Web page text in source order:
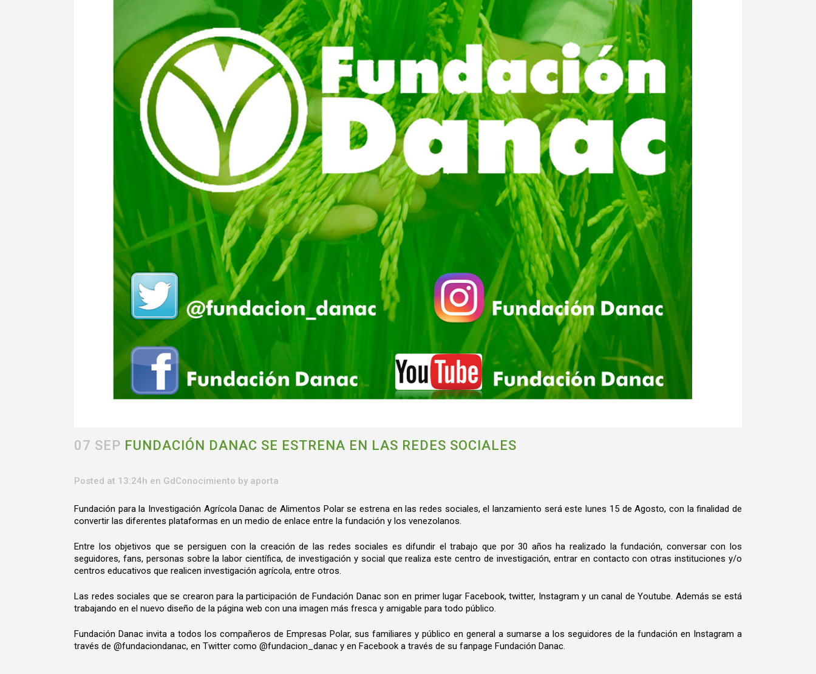
07 SEP FUNDACIÓN DANAC SE ESTRENA EN LAS REDES SOCIALES
Posted at 13:24h en GdConocimiento by aporta
Fundación para la Investigación Agrícola Danac de Alimentos Polar se estrena en las redes sociales, el lanzamiento será este lunes 15 de Agosto, con la finalidad de
convertir las diferentes plataformas en un medio de enlace entre la fundación y los venezolanos.
Entre los objetivos que se persiguen con la creación de las redes sociales es difundir el trabajo que por 30 años ha realizado la fundación, conversar con los
seguidores, fans, personas sobre la labor científica, de investigación y social que realiza este centro de investigación, entrar en contacto con otras instituciones y/o
centros educativos que realicen investigación agrícola, entre otros.
Las redes sociales que se crearon para la participación de Fundación Danac son en primer lugar Facebook, twitter, Instagram y un canal de Youtube. Además se está
trabajando en el nuevo diseño de la página web con una imagen más fresca y amigable para todo público.
Fundación Danac invita a todos los compañeros de Empresas Polar, sus familiares y público en general a sumarse a los seguidores de la fundación en Instagram a
través de @fundaciondanac, en Twitter como @fundacion_danac y en Facebook a través de su fanpage Fundación Danac.